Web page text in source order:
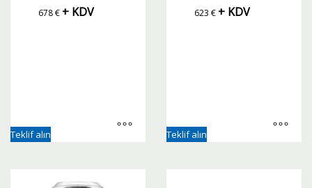
678€ + KDV
Teklif alın
623 € + KDV
Teklif alın